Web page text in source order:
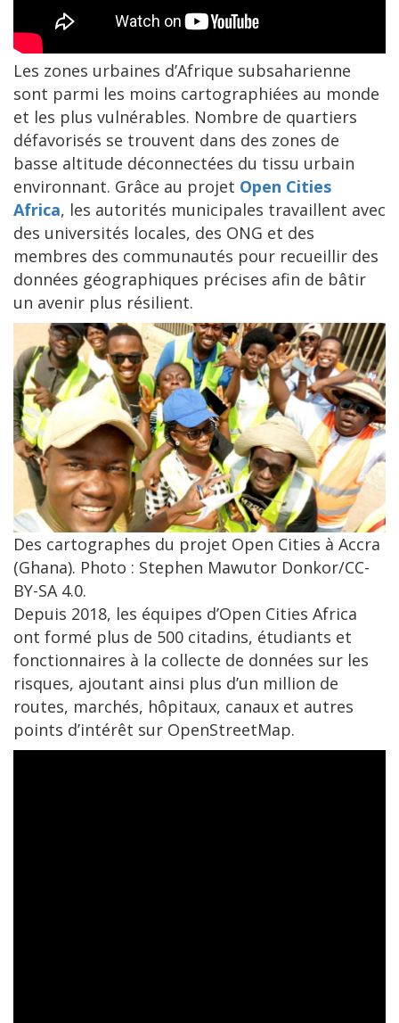
Les zones urbaines d’Afrique subsaharienne
sont parmi les moins cartographiées au monde
et les plus vulnérables. Nombre de quartiers
défavorisés se trouvent dans des zones de
basse altitude déconnectées du tissu urbain
environnant. Grâce au projet Open Cities
Africa, les autorités municipales travaillent avec
des universités locales, des ONG et des
membres des communautés pour recueillir des
données géographiques précises afin de bâtir
un avenir plus résilient.
Image
Des cartographes du projet Open Cities à Accra
(Ghana). Photo : Stephen Mawutor Donkor/CC-
BY-SA 4.0.
Depuis 2018, les équipes d’Open Cities Africa
ont formé plus de 500 citadins, étudiants et
fonctionnaires à la collecte de données sur les
risques, ajoutant ainsi plus d’un million de
routes, marchés, hôpitaux, canaux et autres
points d’intérêt sur OpenStreetMap.